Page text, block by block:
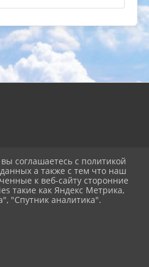
данных
соглашаетесь с политикой
а также с тем что наш
к веб-сайту сторонние
такие как Яндекс Метрика,
"Спутник аналитика".